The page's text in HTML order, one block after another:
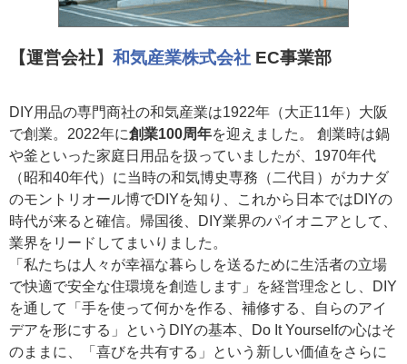
【運営会社】 和気産業株式会社 EC事業部
DIY用品の専門商社の和気産業は1922年（大正11年）大阪
で創業。2022年に創業100周年を迎えました。 創業時は鍋
や釜といった家庭日用品を扱っていましたが、1970年代
（昭和40年代）に当時の和気博史専務（二代目）がカナダ
のモントリオール博でDIYを知り、これから日本ではDIYの
時代が来ると確信。帰国後、DIY業界のパイオニアとして、
業界をリードしてまいりました。
「私たちは人々が幸福な暮らしを送るために生活者の立場
で快適で安全な住環境を創造します」を経営理念とし、DIY
を通して「手を使って何かを作る、補修する、自らのアイ
デアを形にする」というDIYの基本、Do It Yourselfの心はそ
のままに、「喜びを共有する」という新しい価値をさらに